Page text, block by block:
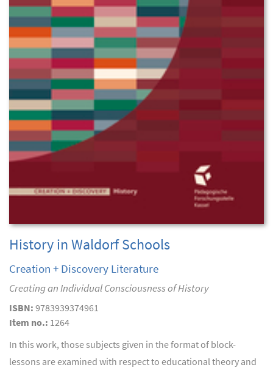
History in Waldorf Schools
Creation + Discovery Literature
Creating an Individual Consciousness of History
ISBN: 9783939374961
Item no.: 1264
In this work, those subjects given in the format of block-
lessons are examined with respect to educational theory and